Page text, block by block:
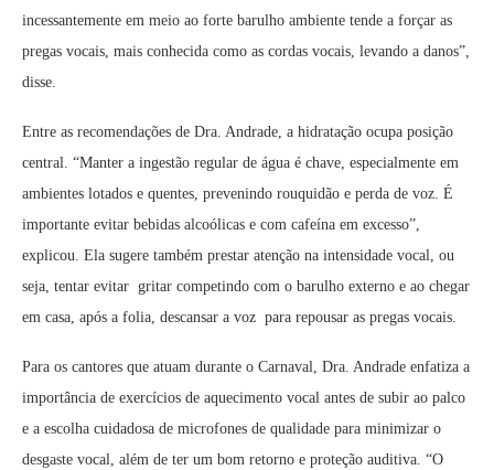
incessantemente em meio ao forte barulho ambiente tende a forçar as
pregas vocais, mais conhecida como as cordas vocais, levando a danos”,
disse.
Entre as recomendações de Dra. Andrade, a hidratação ocupa posição
central. “Manter a ingestão regular de água é chave, especialmente em
ambientes lotados e quentes, prevenindo rouquidão e perda de voz. É
importante evitar bebidas alcoólicas e com cafeína em excesso”,
explicou. Ela sugere também prestar atenção na intensidade vocal, ou
seja, tentar evitar gritar competindo com o barulho externo e ao chegar
em casa, após a folia, descansar a voz para repousar as pregas vocais.
Para os cantores que atuam durante o Carnaval, Dra. Andrade enfatiza a
importância de exercícios de aquecimento vocal antes de subir ao palco
e a escolha cuidadosa de microfones de qualidade para minimizar o
desgaste vocal, além de ter um bom retorno e proteção auditiva. “O